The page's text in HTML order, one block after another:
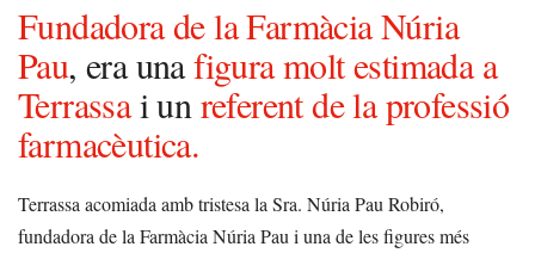
Fundadora de la Farmàcia Núria
Pau, era unafigura molt estimada a
Terrassai unreferent de la professió
farmacèutica.
Terrassa acomiada amb tristesa la Sra. Núria Pau Robiró,
fundadora de la Farmàcia Núria Pau i una de les figures més